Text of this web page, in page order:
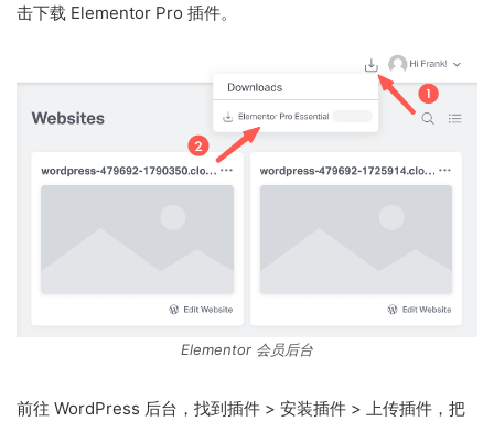
击下载 Elementor Pro 插件。
Elementor 会员后台
前往 WordPress 后台，找到插件 > 安装插件 > 上传插件，把